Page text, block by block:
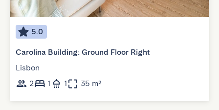
5.0
Carolina Building: Ground Floor Right
Lisbon
2
1 1 35 m²